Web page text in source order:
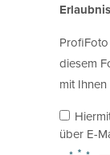
diesem
mit
über E-